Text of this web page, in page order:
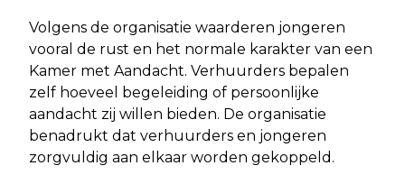
Volgens de organisatie waarderen jongeren
vooral de rust en het normale karakter van een
Kamer met Aandacht. Verhuurders bepalen
zelf hoeveel begeleiding of persoonlijke
aandacht zij willen bieden. De organisatie
benadrukt dat verhuurders en jongeren
zorgvuldig aan elkaar worden gekoppeld.